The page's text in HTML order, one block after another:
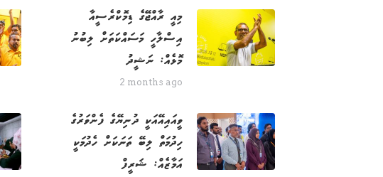
މިއީ ރާއްޖޭގެ ޑިމޮކްރެސީއާ
އިސްލާހީ މަސައްކަތަށް ލިބުނު
މޮޅެއް: ނަޝީދު
2 months ago
ވީއައިއޭއަކީ ދުނިޔޭގެ ފެންވަރުގެ
ހިދުމަތް ލިބޭ ތަނަކަށް ހެދުމަކީ
އަމާޒެއް: ޝަރީފް